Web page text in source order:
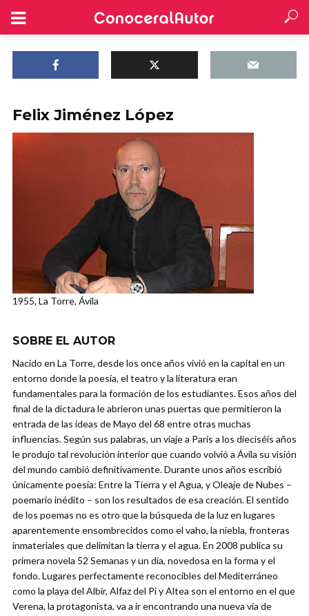
Felix Jiménez López
1955, La Torre, Ávila
SOBRE EL AUTOR
Nacido en La Torre, desde los once años vivió en la capital en un
entorno donde la poesía, el teatro y la literatura eran
fundamentales para la formación de los estudiantes. Esos años del
final de la dictadura le abrieron unas puertas que permitieron la
entrada de las ideas de Mayo del 68 entre otras muchas
influencias. Según sus palabras, un viaje a París a los dieciséis años
le produjo tal revolución interior que cuando volvió a Ávila su visión
del mundo cambió definitivamente. Durante unos años escribió
únicamente poesía: Entre la Tierra y el Agua, y Oleaje de Nubes –
poemario inédito – son los resultados de esa creación. El sentido
de los poemas no es otro que la búsqueda de la luz en lugares
aparentemente ensombrecidos como el vaho, la niebla, fronteras
inmateriales que delimitan la tierra y el agua. En 2008 publica su
primera novela 52 Semanas y un día, novedosa en la forma y el
fondo. Lugares perfectamente reconocibles del Mediterráneo
como la playa del Albir, Alfaz del Pi y Altea son el entorno en el que
Verena, la protagonista, va a ir encontrando una nueva vía de